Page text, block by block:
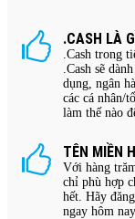
.CASH LÀ
.Cash trong
.Cash sẽ
dụng, ngân
các cá nhân/
làm thế nào
TÊN MIỀN
Với hàng
chỉ phù hợp
hết. Hãy
ngay hôm